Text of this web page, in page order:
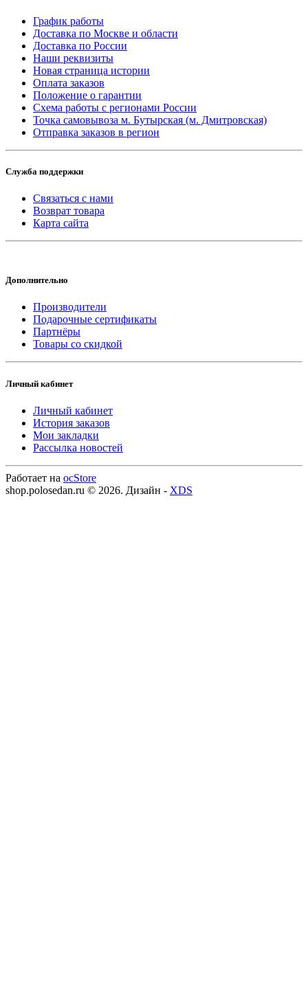
График работы
Доставка по Москве и области
Доставка по России
Наши реквизиты
Новая страница истории
Оплата заказов
Положение о гарантии
Схема работы с регионами России
Точка самовывоза м. Бутырская (м. Дмитровская)
Отправка заказов в регион
Служба поддержки
Связаться с нами
Возврат товара
Карта сайта
Дополнительно
Производители
Подарочные сертификаты
Партнёры
Товары со скидкой
Личный кабинет
Личный кабинет
История заказов
Мои закладки
Рассылка новостей
Работает на ocStore
shop.polosedan.ru © 2026. Дизайн - XDS